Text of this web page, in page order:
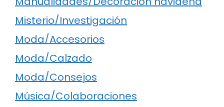
Misterio/Investigación
Moda/Accesorios
Moda/Calzado
Moda/Consejos
Música/Colaboraciones